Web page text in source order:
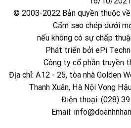
© 2003-2022 Bản quyền thuộc
Cấm sao chép dưới
nếu không có sự chấp
Phát triển bởi ePi
Công ty cổ phần truyền
Địa chỉ: A12 - 25, tòa nhà Golden
Thanh Xuân, Hà Nội Vọng
Điện thoại: (028)
Email: